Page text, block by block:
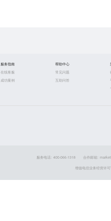
服务指南
在线客服
成功案例
帮助中心
常见问题
互助问答
服务电话: 400-066-1318 合作邮箱:
增值电信业务经营许